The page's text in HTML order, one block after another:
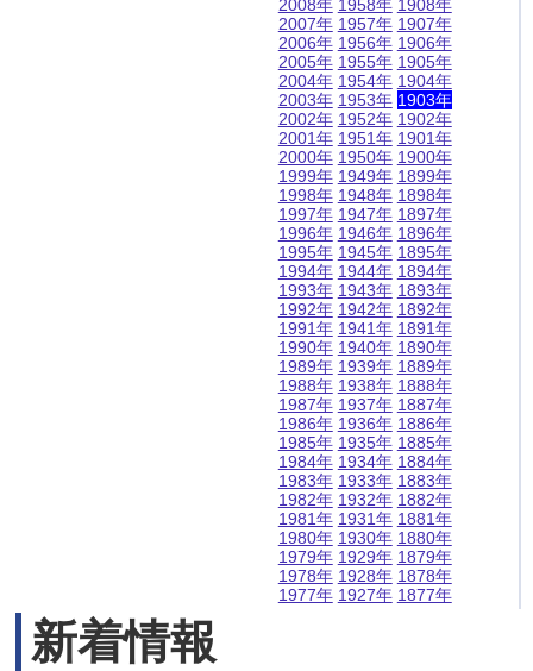
2008年
2007年
2006年
2005年
2004年
2003年
2002年
2001年
2000年
1999年
1998年
1997年
1996年
1995年
1994年
1993年
1992年
1991年
1990年
1989年
1988年
1987年
1986年
1985年
1984年
1983年
1982年
1981年
1980年
1979年
1978年
1977年
1958年
1957年
1956年
1955年
1954年
1953年
1952年
1951年
1950年
1949年
1948年
1947年
1946年
1945年
1944年
1943年
1942年
1941年
1940年
1939年
1938年
1937年
1936年
1935年
1934年
1933年
1932年
1931年
1930年
1929年
1928年
1927年
1908年
1907年
1906年
1905年
1904年
1903年
1902年
1901年
1900年
1899年
1898年
1897年
1896年
1895年
1894年
1893年
1892年
1891年
1890年
1889年
1888年
1887年
1886年
1885年
1884年
1883年
1882年
1881年
1880年
1879年
1878年
1877年
新着情報